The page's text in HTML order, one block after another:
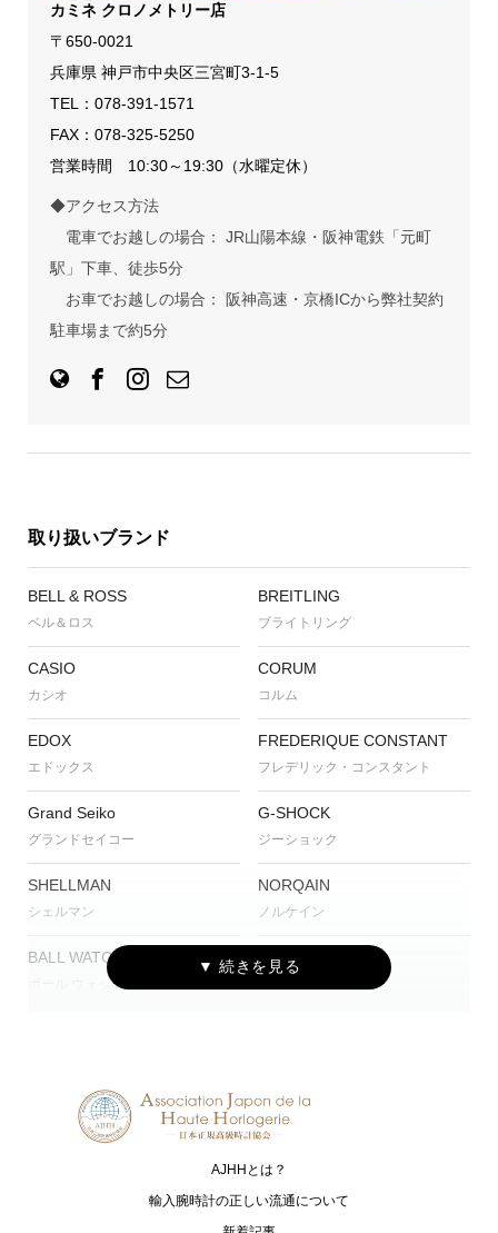
カミネ クロノメトリー店
〒650-0021
兵庫県 神戸市中央区三宮町3-1-5
TEL： 078-391-1571
FAX：078-325-5250
営業時間 10:30～19:30（水曜定休）
◆アクセス方法
電車でお越しの場合： JR山陽本線・阪神電鉄「元町
駅」下車、徒歩5分
お車でお越しの場合： 阪神高速・京橋ICから弊社契約
駐車場まで約5分
取り扱いブランド
BELL & ROSS
ベル＆ロス
BREITLING
ブライトリング
CASIO
カシオ
CORUM
コルム
EDOX
エドックス
FREDERIQUE CONSTANT
フレデリック・コンスタント
Grand Seiko
グランドセイコー
G-SHOCK
ジーショック
SHELLMAN
シェルマン
NORQAIN
ノルケイン
BALL WATCH
ボール ウォッチ
CREDOR
AJHHとは？
輸入腕時計の正しい流通について